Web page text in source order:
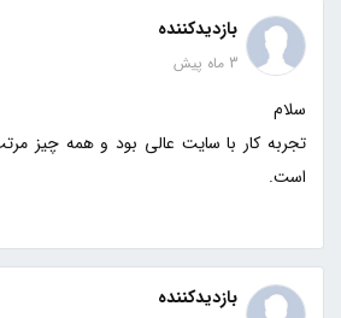
بازدیدکننده
3 ماه پیش
تجربه کار با سایت عالی بود و همه چیز
است.
بازدیدکننده